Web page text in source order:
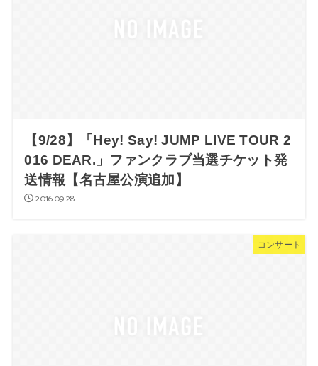
【9/28】「Hey! Say! JUMP LIVE TOUR 2
016 DEAR.」ファンクラブ当選チケット発
送情報【名古屋公演追加】
2016.09.28
コンサート